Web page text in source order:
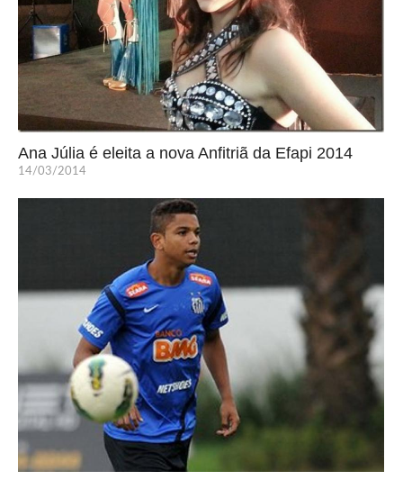
Ana Júlia é eleita a nova Anfitriã da Efapi 2014
14/03/2014